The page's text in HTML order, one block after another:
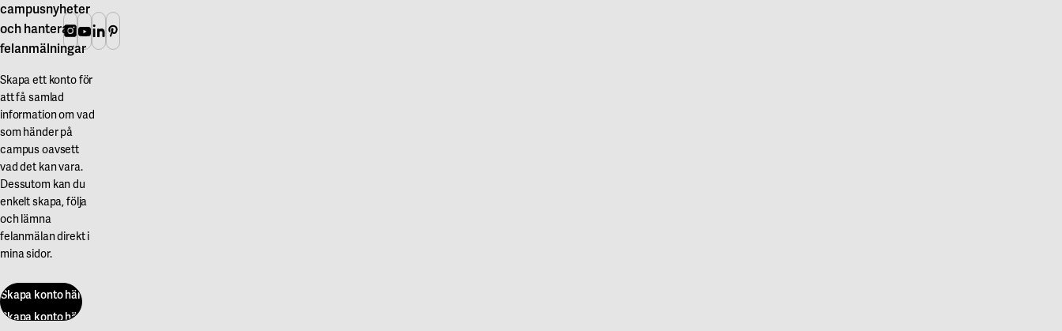
campusnyheter
och hantera
felanmälningar
Skapa ett konto för
att få samlad
information om vad
som händer på
campus oavsett
vad det kan vara.
Dessutom kan du
enkelt skapa, följa
och lämna
felanmälan direkt i
mina sidor.
Skapa konto här
Skapa konto här
Instagram
Youtube
Linkedin
Pinterest